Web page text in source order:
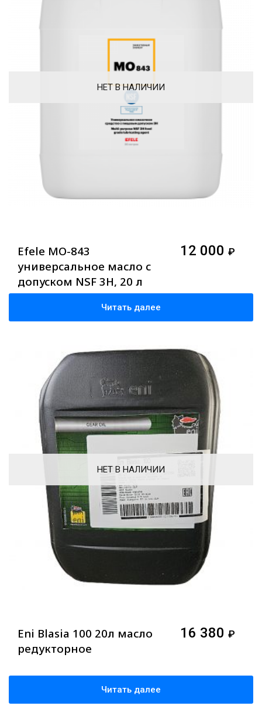
НЕТ В НАЛИЧИИ
Efele MO-843
универсальное масло с
допуском NSF 3H, 20 л
12 000 ₽
Читать далее
НЕТ В НАЛИЧИИ
Eni Blasia 100 20л масло
редукторное
16 380 ₽
Читать далее